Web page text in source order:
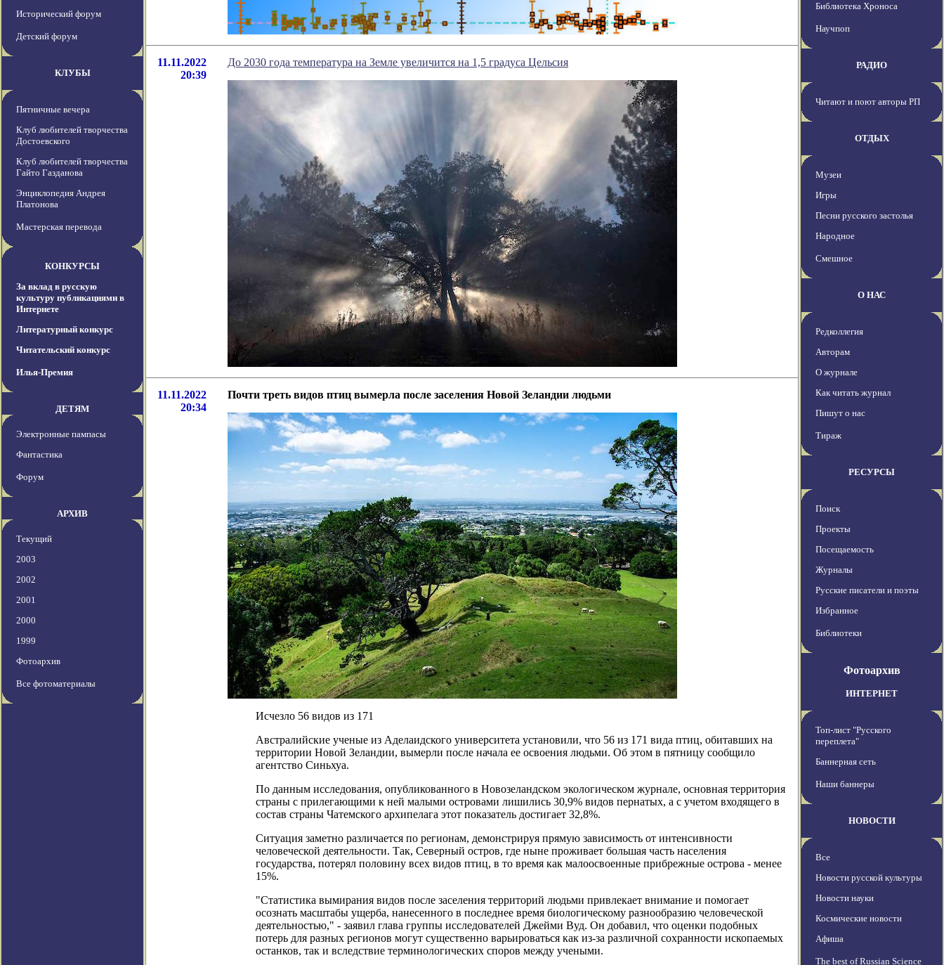
Исторический форум
Детский форум
КЛУБЫ
Пятничные вечера
Клуб любителей творчества
Достоевского
Клуб любителей творчества
Гайто Газданова
Энциклопедия Андрея
Платонова
Мастерская перевода
КОНКУРСЫ
За вклад в русскую
культуру публикациями в
Интернете
Литературный конкурс
Читательский конкурс
Илья-Премия
ДЕТЯМ
Электронные пампасы
Фантастика
Форум
АРХИВ
Текущий
2003
2002
2001
2000
1999
Фотоархив
Все фотоматериалы
11.11.2022
20:39
До 2030 года температура на Земле увеличится на 1,5 градуса Цельсия
11.11.2022
20:34
Почти треть видов птиц вымерла после заселения Новой Зеландии людьми
Исчезло 56 видов из 171
Австралийские ученые из Аделаидского университета установили, что 56 из 171 вида птиц, обитавших на
территории Новой Зеландии, вымерли после начала ее освоения людьми. Об этом в пятницу сообщило
агентство Синьхуа.
По данным исследования, опубликованного в Новозеландском экологическом журнале, основная территория
страны с прилегающими к ней малыми островами лишились 30,9% видов пернатых, а с учетом входящего в
состав страны Чатемского архипелага этот показатель достигает 32,8%.
Ситуация заметно различается по регионам, демонстрируя прямую зависимость от интенсивности
человеческой деятельности. Так, Северный остров, где ныне проживает большая часть населения
государства, потерял половину всех видов птиц, в то время как малоосвоенные прибрежные острова - менее
15%.
"Статистика вымирания видов после заселения территорий людьми привлекает внимание и помогает
осознать масштабы ущерба, нанесенного в последнее время биологическому разнообразию человеческой
деятельностью," - заявил глава группы исследователей Джейми Вуд. Он добавил, что оценки подобных
потерь для разных регионов могут существенно варьироваться как из-за различной сохранности ископаемых
останков, так и вследствие терминологических споров между учеными.
Библиотека Хроноса
Научпоп
РАДИО
Читают и поют авторы РП
ОТДЫХ
Музеи
Игры
Песни русского застолья
Народное
Смешное
О НАС
Редколлегия
Авторам
О журнале
Как читать журнал
Пишут о нас
Тираж
РЕСУРСЫ
Поиск
Проекты
Посещаемость
Журналы
Русские писатели и поэты
Избранное
Библиотеки
Фотоархив
ИНТЕРНЕТ
Топ-лист "Русского
переплета"
Баннерная сеть
Наши баннеры
НОВОСТИ
Все
Новости русской культуры
Новости науки
Космические новости
Афиша
The best of Russian Science